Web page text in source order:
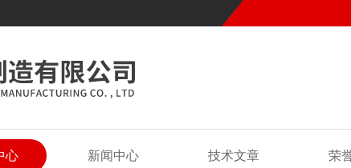
心 新闻中心 技术文章 荣